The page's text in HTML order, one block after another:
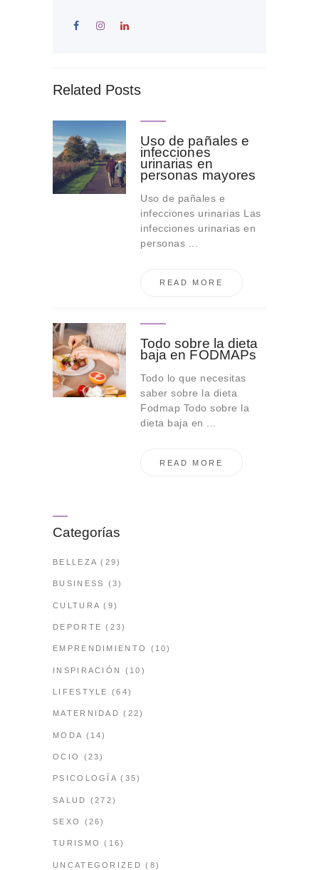
Related Posts
Uso de pañales e
infecciones
urinarias en
personas mayores
Uso de pañales e
infecciones urinarias Las
infecciones urinarias en
personas ...
READ MORE
Todo sobre la dieta
baja en FODMAPs
Todo lo que necesitas
saber sobre la dieta
Fodmap Todo sobre la
dieta baja en ...
READ MORE
Categorías
BELLEZA (29)
BUSINESS (3)
CULTURA (9)
DEPORTE (23)
EMPRENDIMIENTO (10)
INSPIRACIÓN (10)
LIFESTYLE (64)
MATERNIDAD (22)
MODA (14)
OCIO (23)
PSICOLOGÍA (35)
SALUD (272)
SEXO (26)
TURISMO (16)
UNCATEGORIZED (8)